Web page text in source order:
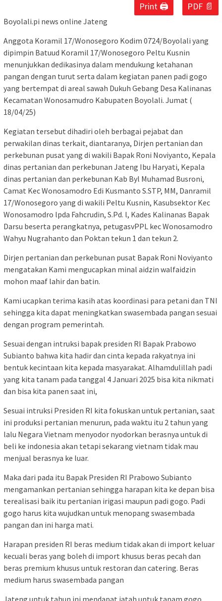
Print 🖨 PDF 📄
Boyolali.pi news online Jateng
Anggota Koramil 17/Wonosegoro Kodim 0724/Boyolali yang
dipimpin Batuud Koramil 17/Wonosegoro Peltu Kusnin
menunjukkan dedikasinya dalam mendukung ketahanan
pangan dengan turut serta dalam kegiatan panen padi gogo
yang bertempat di areal sawah Dukuh Gebang Desa Kalinanas
Kecamatan Wonosamudro Kabupaten Boyolali. Jumat (
18/04/25)
Kegiatan tersebut dihadiri oleh berbagai pejabat dan
perwakilan dinas terkait, diantaranya, Dirjen pertanian dan
perkebunan pusat yang di wakili Bapak Roni Noviyanto, Kepala
dinas pertanian dan perkebunan Jateng Ibu Haryati, Kepala
dinas pertanian dan perkebunan Kab Byl Muhamad Busroni,
Camat Kec Wonosamodro Edi Kusmanto S.STP, MM, Danramil
17/Wonosegoro yang di wakili Peltu Kusnin, Kasubsektor Kec
Wonosamodro lpda Fahcrudin, S.Pd. l, Kades Kalinanas Bapak
Darsu beserta perangkatnya, petugasvPPL kec Wonosamodro
Wahyu Nugrahanto dan Poktan tekun 1 dan tekun 2.
Dirjen pertanian dan perkebunan pusat Bapak Roni Noviyanto
mengatakan Kami mengucapkan minal aidzin walfaidzin
mohon maaf lahir dan batin.
Kami ucapkan terima kasih atas koordinasi para petani dan TNI
sehingga kita dapat meningkatkan swasembada pangan sesuai
dengan program pemerintah.
Sesuai dengan intruksi bapak presiden RI Bapak Prabowo
Subianto bahwa kita hadir dan cinta kepada rakyatnya ini
bentuk kecintaan kita kepada masyarakat. Alhamdulillah padi
yang kita tanam pada tanggal 4 Januari 2025 bisa kita nikmati
dan bisa kita panen saat ini,
Sesuai intruksi Presiden RI kita fokuskan untuk pertanian, saat
ini produksi pertanian menurun, pada waktu itu 2 tahun yang
lalu Negara Vietnam menyodor nyodorkan berasnya untuk di
beli ke indonesia akan tetapi sekarang vietnam tidak mau
menjual berasnya ke luar.
Maka dari pada itu Bapak Presiden RI Prabowo Subianto
mengamankan pertanian sehingga harapan kita ke depan bisa
terealisasi baik itu pertanian irigasi maupun padi gogo. Padi
gogo harus kita wujudkan untuk menopang swasembada
pangan dan ini harga mati.
Harapan presiden RI beras medium tidak akan di import keluar
kecuali beras yang boleh di import khusus beras pecah dan
beras premium khusus untuk restoran dan catering. Beras
medium harus swasembada pangan